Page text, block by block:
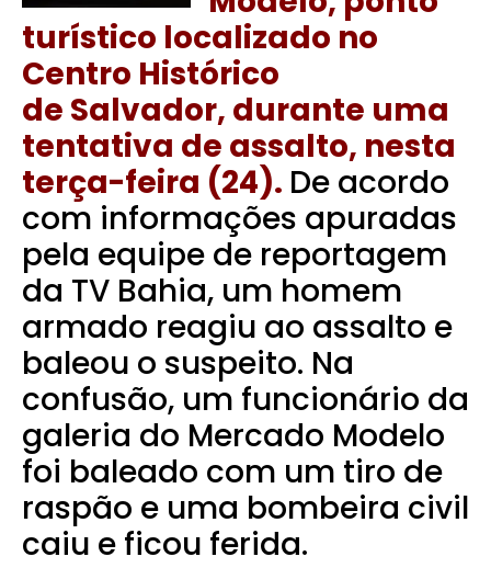
turístico localizado no
Centro Histórico
de Salvador, durante uma
tentativa de assalto, nesta
terça-feira (24). De acordo
com informações apuradas
pela equipe de reportagem
da TV Bahia, um homem
armado reagiu ao assalto e
baleou o suspeito. Na
confusão, um funcionário da
galeria do Mercado Modelo
foi baleado com um tiro de
raspão e uma bombeira civil
caiu e ficou ferida.